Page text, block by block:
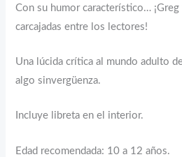
Con su humor característico…
carcajadas entre los lectores!
Una lúcida crítica al mundo adulto
algo sinvergüenza.
Incluye libreta en el interior.
Edad recomendada: 10 a 12 años.